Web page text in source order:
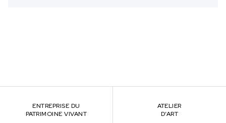
ENTREPRISE DU
PATRIMOINE VIVANT
ATELIER
D’ART